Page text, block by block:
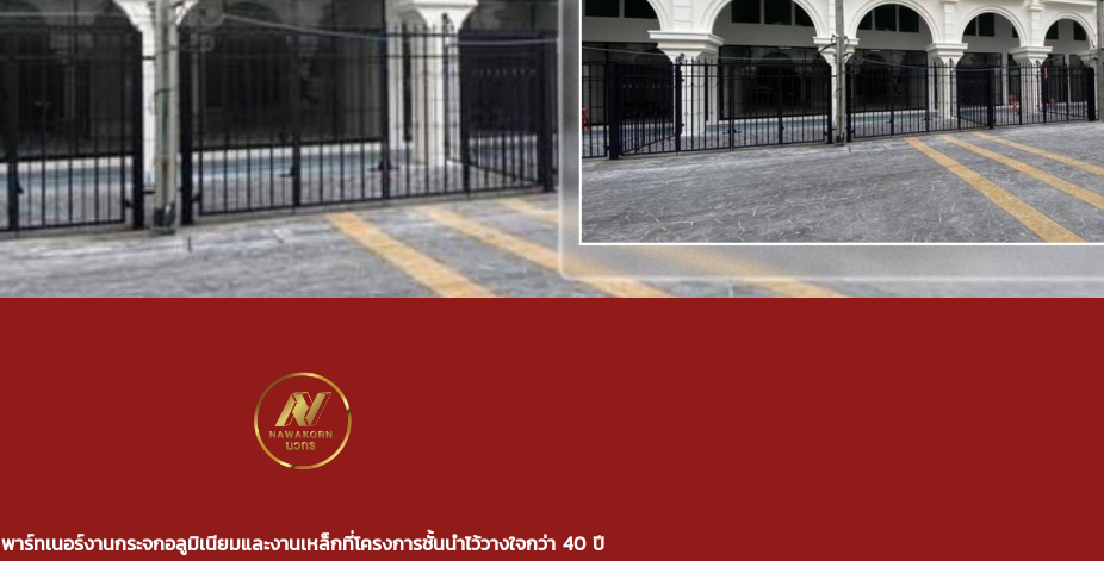
พาร์ทเนอร์งานกระจกอลูมิเนียมและงานเหล็กที่โครงการชั้นนำไว้วางใจกว่า 40 ปี